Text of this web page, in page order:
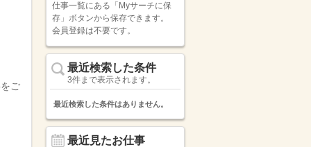
ご
仕事一覧にある「Myサーチに保
存」ボタンから保存できます。
会員登録は不要です。
最近検索した条件
3件まで表示されます。
最近検索した条件はありません。
最近見たお仕事